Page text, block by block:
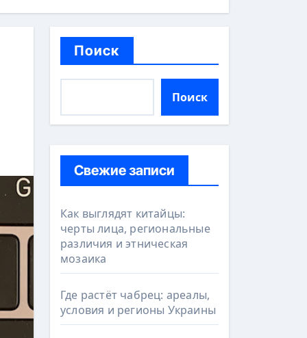
Поиск
Поиск
Свежие записи
Как выглядят китайцы:
черты лица, региональные
различия и этническая
мозаика
Где растёт чабрец: ареалы,
условия и регионы Украины